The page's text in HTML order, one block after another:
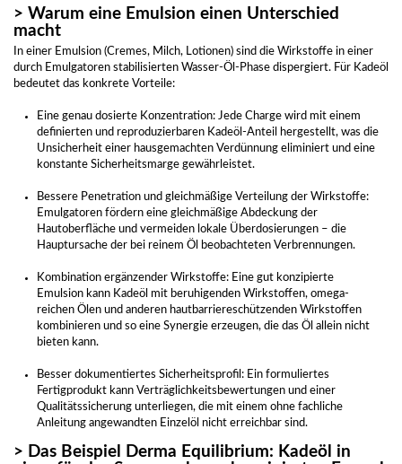
> Warum eine Emulsion einen Unterschied
macht
In einer Emulsion (Cremes, Milch, Lotionen) sind die Wirkstoffe in einer
durch Emulgatoren stabilisierten Wasser-Öl-Phase dispergiert. Für Kadeöl
bedeutet das konkrete Vorteile:
Eine genau dosierte Konzentration: Jede Charge wird mit einem
definierten und reproduzierbaren Kadeöl-Anteil hergestellt, was die
Unsicherheit einer hausgemachten Verdünnung eliminiert und eine
konstante Sicherheitsmarge gewährleistet.
Bessere Penetration und gleichmäßige Verteilung der Wirkstoffe:
Emulgatoren fördern eine gleichmäßige Abdeckung der
Hautoberfläche und vermeiden lokale Überdosierungen – die
Hauptursache der bei reinem Öl beobachteten Verbrennungen.
Kombination ergänzender Wirkstoffe: Eine gut konzipierte
Emulsion kann Kadeöl mit beruhigenden Wirkstoffen, omega-
reichen Ölen und anderen hautbarriereschützenden Wirkstoffen
kombinieren und so eine Synergie erzeugen, die das Öl allein nicht
bieten kann.
Besser dokumentiertes Sicherheitsprofil: Ein formuliertes
Fertigprodukt kann Verträglichkeitsbewertungen und einer
Qualitätssicherung unterliegen, die mit einem ohne fachliche
Anleitung angewandten Einzelöl nicht erreichbar sind.
> Das Beispiel Derma Equilibrium: Kadeöl in